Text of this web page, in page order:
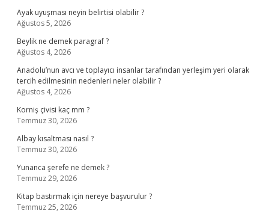
Ayak uyuşması neyin belirtisi olabilir ?
Ağustos 5, 2026
Beylik ne demek paragraf ?
Ağustos 4, 2026
Anadolu’nun avcı ve toplayıcı insanlar tarafından yerleşim yeri olarak
tercih edilmesinin nedenleri neler olabilir ?
Ağustos 4, 2026
Korniş çivisi kaç mm ?
Temmuz 30, 2026
Albay kısaltması nasıl ?
Temmuz 30, 2026
Yunanca şerefe ne demek ?
Temmuz 29, 2026
Kitap bastırmak için nereye başvurulur ?
Temmuz 25, 2026